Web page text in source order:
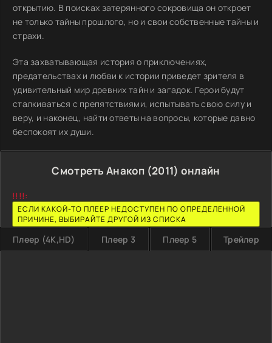
открытию. В поисках затерянного сокровища он откроет
не только тайны прошлого, но и свои собственные тайны и
страхи.
Эта захватывающая история о приключениях,
предательствах и любви к истории приведет зрителя в
удивительный мир древних тайн и загадок. Герои будут
сталкиваться с препятствиями, испытывать свою силу и
веру, и наконец, найти ответы на вопросы, которые давно
беспокоят их души.
Смотреть Анакоп (2011) онлайн
!!!!:
ЕСЛИ КАКОЙ-ТО ПЛЕЕР НЕДОСТУПЕН ПО ОПРЕДЕЛЕННОЙ
ПРИЧИНЕ, ВЫБИРАЙТЕ ДРУГОЙ ИЗ СПИСКА
Плеер (4K,HD) Плеер 3 Плеер 5 Трейлер